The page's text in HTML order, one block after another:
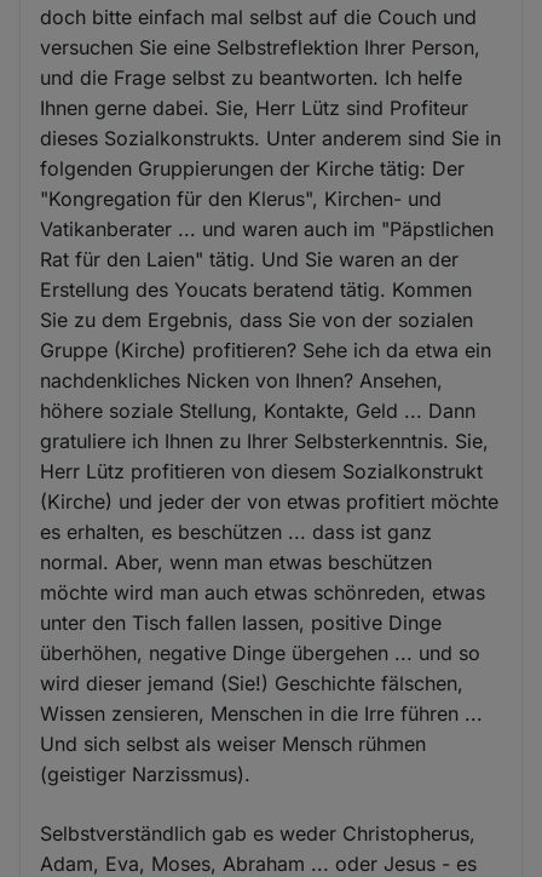
doch bitte einfach mal selbst auf die Couch und
versuchen Sie eine Selbstreflektion Ihrer Person,
und die Frage selbst zu beantworten. Ich helfe
Ihnen gerne dabei. Sie, Herr Lütz sind Profiteur
dieses Sozialkonstrukts. Unter anderem sind Sie in
folgenden Gruppierungen der Kirche tätig: Der
"Kongregation für den Klerus", Kirchen- und
Vatikanberater ... und waren auch im "Päpstlichen
Rat für den Laien" tätig. Und Sie waren an der
Erstellung des Youcats beratend tätig. Kommen
Sie zu dem Ergebnis, dass Sie von der sozialen
Gruppe (Kirche) profitieren? Sehe ich da etwa ein
nachdenkliches Nicken von Ihnen? Ansehen,
höhere soziale Stellung, Kontakte, Geld ... Dann
gratuliere ich Ihnen zu Ihrer Selbsterkenntnis. Sie,
Herr Lütz profitieren von diesem Sozialkonstrukt
(Kirche) und jeder der von etwas profitiert möchte
es erhalten, es beschützen ... dass ist ganz
normal. Aber, wenn man etwas beschützen
möchte wird man auch etwas schönreden, etwas
unter den Tisch fallen lassen, positive Dinge
überhöhen, negative Dinge übergehen ... und so
wird dieser jemand (Sie!) Geschichte fälschen,
Wissen zensieren, Menschen in die Irre führen ...
Und sich selbst als weiser Mensch rühmen
(geistiger Narzissmus).
Selbstverständlich gab es weder Christopherus,
Adam, Eva, Moses, Abraham ... oder Jesus - es